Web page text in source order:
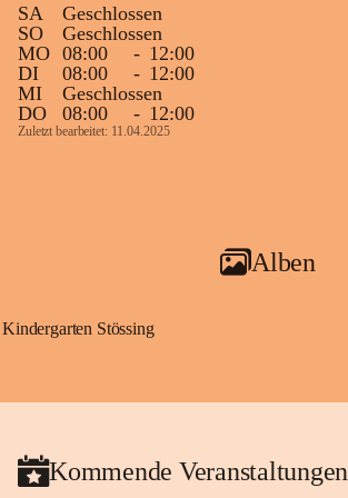
SA
Geschlossen
SO
Geschlossen
MO 08:00 - 12:00
DI
08:00 - 12:00
MI
Geschlossen
DO
08:00 - 12:00
Zuletzt bearbeitet: 11.04.2025
Alben
Kindergarten Stössing
Kommende Veranstaltungen